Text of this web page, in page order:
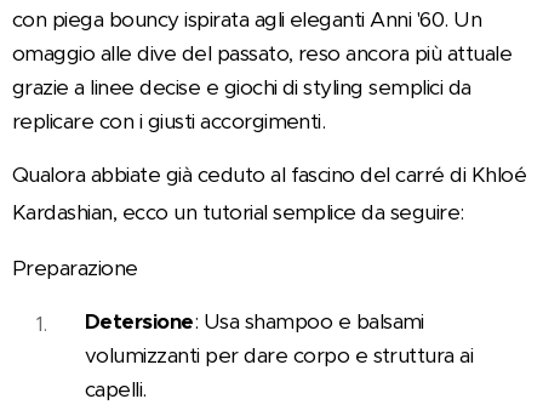
con piega bouncy ispirata agli eleganti Anni '60. Un
omaggio alle dive del passato, reso ancora più attuale
grazie a linee decise e giochi di styling semplici da
replicare con i giusti accorgimenti.
Qualora abbiate già ceduto al fascino del carré di Khloé
Kardashian, ecco un tutorial semplice da seguire:
Preparazione
Detersione: Usa shampoo e balsami
volumizzanti per dare corpo e struttura ai
capelli.